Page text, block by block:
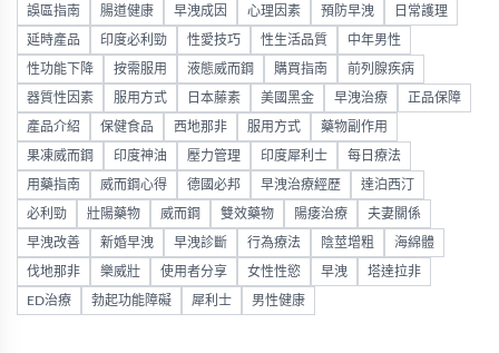
誤區指南 腸道健康 早洩成因 心理因素 預防早洩 日常護理
延時產品 印度必利勁 性愛技巧 性生活品質 中年男性
性功能下降 按需服用 液態威而鋼 購買指南 前列腺疾病
器質性因素 服用方式 日本藤素 美國黑金 早洩治療 正品保障
產品介紹 保健食品 西地那非 服用方式 藥物副作用
果凍威而鋼 印度神油 壓力管理 印度犀利士 每日療法
用藥指南 威而鋼心得 德國必邦 早洩治療經歷 達泊西汀
必利勁 壯陽藥物 威而鋼 雙效藥物 陽痿治療 夫妻關係
早洩改善 新婚早洩 早洩診斷 行為療法 陰莖增粗 海綿體
伐地那非 樂威壯 使用者分享 女性性慾 早洩 塔達拉非
ED治療 勃起功能障礙 犀利士 男性健康